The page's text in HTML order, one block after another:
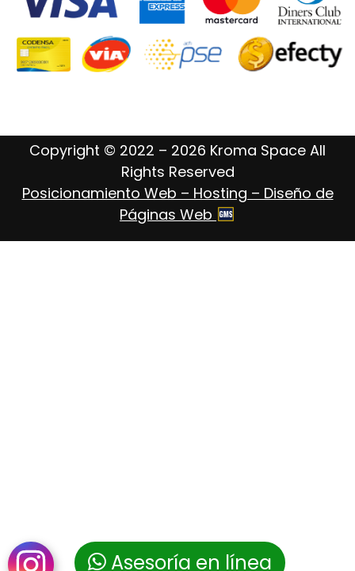
Asesoría en línea
Copyright © 2022 – 2026 Kroma Space All
Rights Reserved
Posicionamiento Web – Hosting – Diseño de
Páginas Web